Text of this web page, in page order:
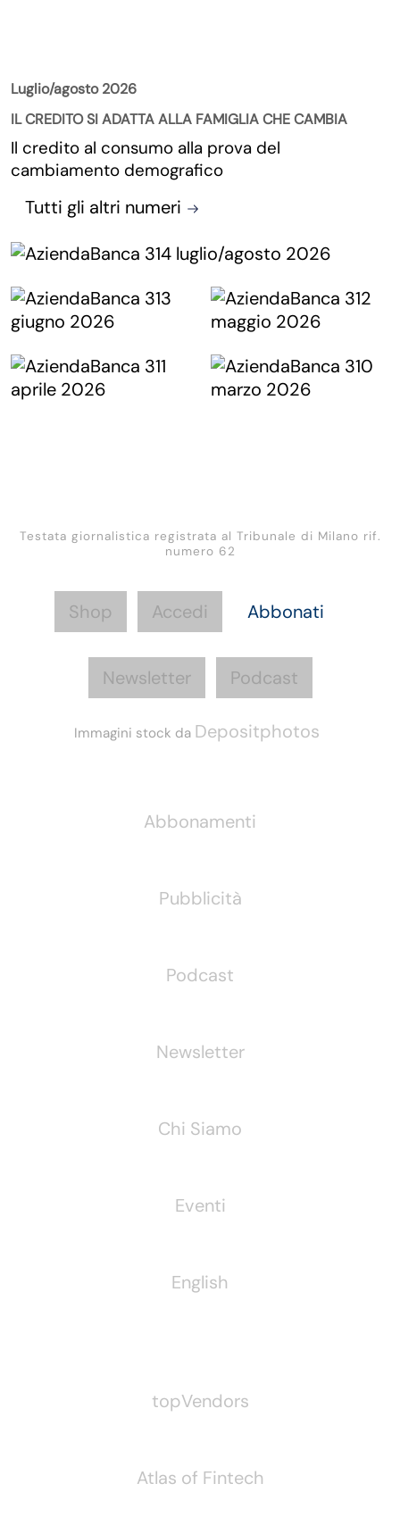
Luglio/agosto 2026
IL CREDITO SI ADATTA ALLA FAMIGLIA CHE CAMBIA
Il credito al consumo alla prova del
cambiamento demografico
Tutti gli altri numeri
Testata giornalistica registrata al Tribunale di Milano rif.
numero 62
Shop Accedi Abbonati
Newsletter Podcast
Immagini stock da Depositphotos
Abbonamenti
Pubblicità
Podcast
Newsletter
Chi Siamo
Eventi
English
topVendors
Atlas of Fintech